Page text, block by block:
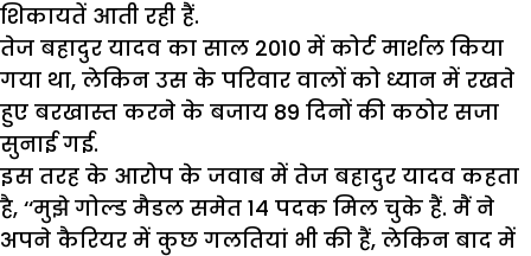
शिकायतें आती रही हैं.
तेज बहादुर यादव का साल 2010 में कोर्ट मार्शल किया
गया था, लेकिन उस के परिवार वालों को ध्यान में रखते
हुए बरखास्त करने के बजाय 89 दिनों की कठोर सजा
सुनाई गई.
इस तरह के आरोप के जवाब में तेज बहादुर यादव कहता
है, ‘‘मुझे गोल्ड मैडल समेत 14 पदक मिल चुके हैं. मैं ने
अपने कैरियर में कुछ गलतियां भी की हैं, लेकिन बाद में